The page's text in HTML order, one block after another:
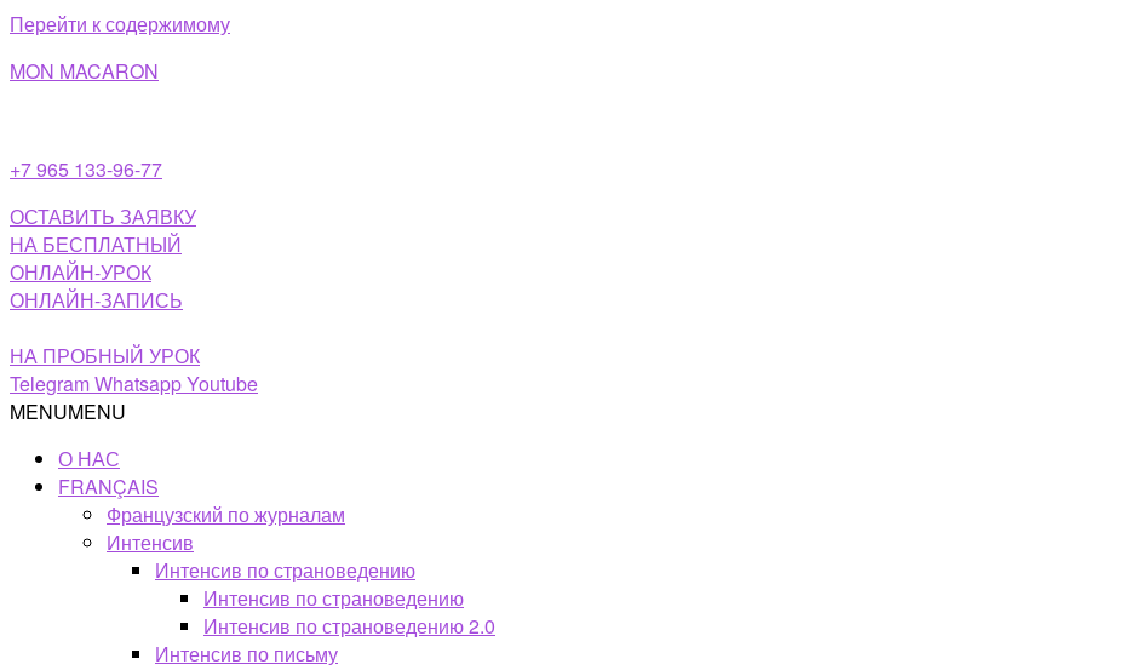
Перейти к содержимому
MON MACARON
+7 965 133-96-77
ОСТАВИТЬ ЗАЯВКУ
НА БЕСПЛАТНЫЙ
ОНЛАЙН-УРОК
ОНЛАЙН-ЗАПИСЬ
НА ПРОБНЫЙ УРОК
TelegramWhatsappYoutube
MENUMENU
О НАС
FRANÇAIS
Французский по журналам
Интенсив
Интенсив по страноведению
Интенсив по страноведению
Интенсив по страноведению 2.0
Интенсив по письму